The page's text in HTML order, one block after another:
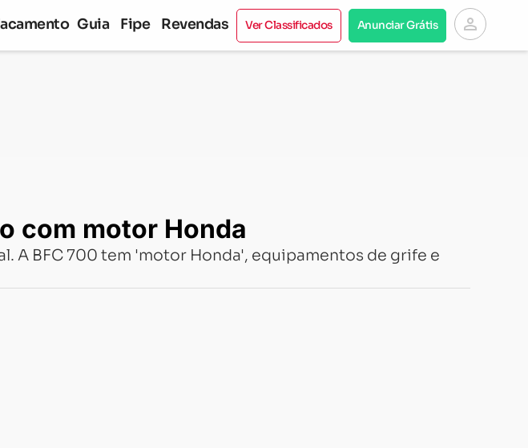
Guia Fipe Revendas Ver Classificados Anunciar Grátis person
com motor Honda
A BFC 700 tem 'motor Honda', equipamentos de grife e